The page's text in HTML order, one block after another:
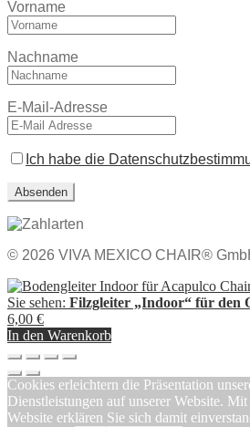
Vorname
Nachname
E-Mail-Adresse
Ich habe die
© 2026 VIVA MEXICO CHAIR®
Sie sehen: Filzgleiter „Indoor“ für den
6,00 €
In den Warenkorb
Cookies erleichtern die Präsentation
Dienstleistungen auf unserer Website.
Website erklären Sie sich damit